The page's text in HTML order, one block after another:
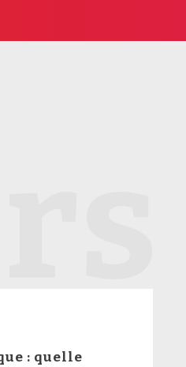
: quelle